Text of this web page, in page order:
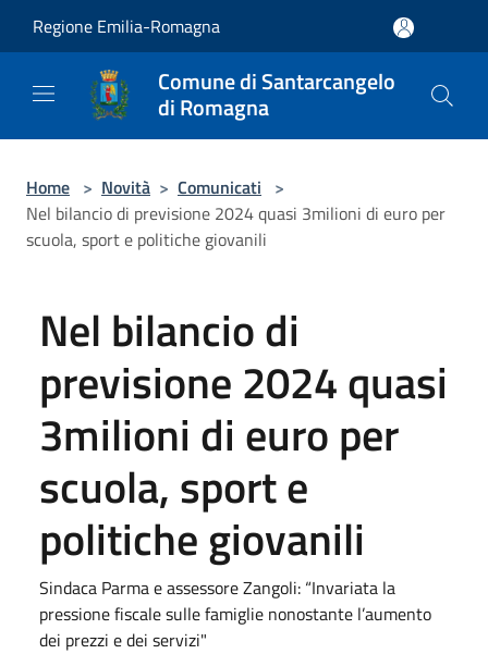
Regione Emilia-Romagna
Comune di Santarcangelo
di Romagna
Home > Novità > Comunicati >
Nel bilancio di previsione 2024 quasi 3milioni di euro per
scuola, sport e politiche giovanili
Nel bilancio di
previsione 2024 quasi
3milioni di euro per
scuola, sport e
politiche giovanili
Sindaca Parma e assessore Zangoli: “Invariata la
pressione fiscale sulle famiglie nonostante l’aumento
dei prezzi e dei servizi"